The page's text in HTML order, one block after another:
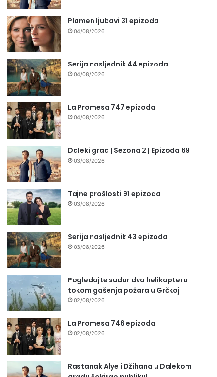
Plamen ljubavi 31 epizoda
04/08/2026
Serija nasljednik 44 epizoda
04/08/2026
La Promesa 747 epizoda
04/08/2026
Daleki grad | Sezona 2 | Epizoda 69
03/08/2026
Tajne prošlosti 91 epizoda
03/08/2026
Serija nasljednik 43 epizoda
03/08/2026
Pogledajte sudar dva helikoptera
tokom gašenja požara u Grčkoj
02/08/2026
La Promesa 746 epizoda
02/08/2026
Rastanak Alye i Džihana u Dalekom